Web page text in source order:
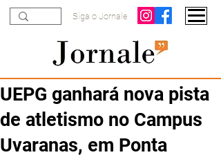
Siga o Jornale
UEPG ganhará nova pista
de atletismo no Campus
Uvaranas, em Ponta